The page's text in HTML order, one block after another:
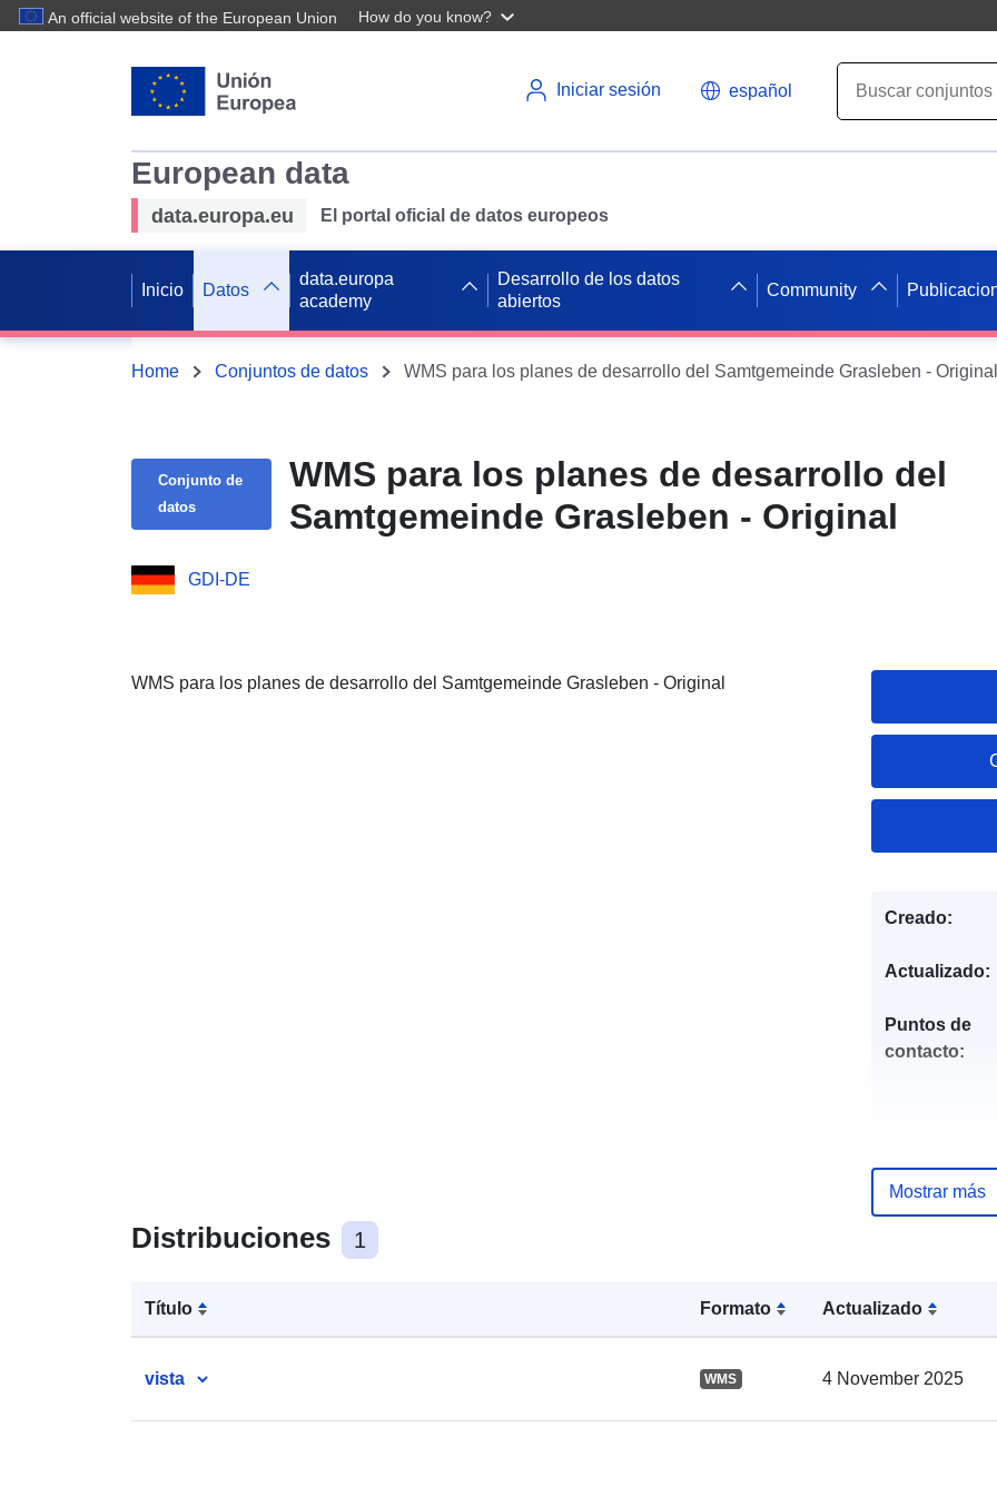
An official website of the European Union How do you know?
Iniciar sesión español
European data
data.europa.eu El portal oficial de datos europeos
Inicio Datos
data.europa
academy
Desarrollo de los datos
abiertos
Community
Home Conjuntos de datos WMS para los planes de desarrollo del Samtgemeinde Grasleben - Original
Conjunto de
datos
WMS para los planes de desarrollo del
Samtgemeinde Grasleben - Original
GDI-DE
WMS para los planes de desarrollo del Samtgemeinde Grasleben - Original
Distribuciones 1
Título Formato Actualizado
vista WMS 4 November 2025
Creado:
Actualizado:
Puntos de
contacto:
Mostrar más